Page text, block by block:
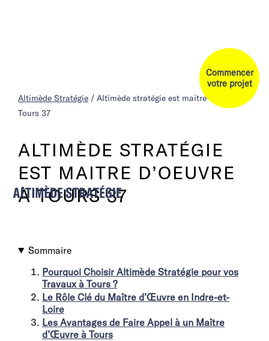
Commencer
votre projet
Altimède Stratégie / Altimède stratégie est maitre d’oeuvre à
Tours 37
ALTIMÈDE STRATÉGIE
EST MAITRE D’OEUVRE
À TOURS 37
Sommaire
Pourquoi Choisir Altimède Stratégie pour vos
Travaux à Tours ?
Le Rôle Clé du Maître d’Œuvre en Indre-et-
Loire
Les Avantages de Faire Appel à un Maître
d’Œuvre à Tours